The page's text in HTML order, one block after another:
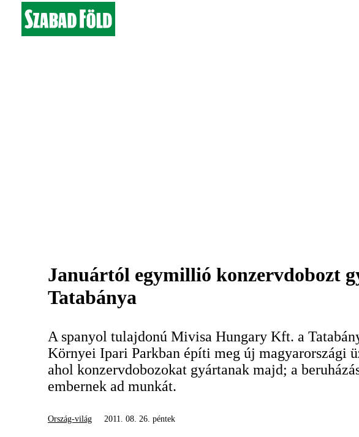
Januártól egymillió konzervdobozt
Tatabánya
A spanyol tulajdonú Mivisa Hungary Kft. a
Környei Ipari Parkban építi meg új magyarországi
ahol konzervdobozokat gyártanak majd; a
embernek ad munkát.
Ország-világ 2011. 08. 26. péntek